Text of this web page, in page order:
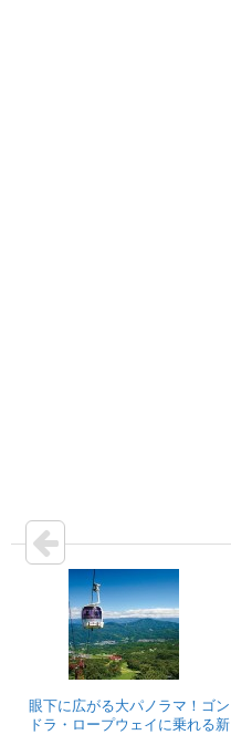
眼下に広がる大パノラマ！ゴン
ドラ・ロープウェイに乗れる新